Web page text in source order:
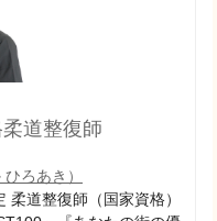
道整復師
ろあき）
道整復師（国家資格）